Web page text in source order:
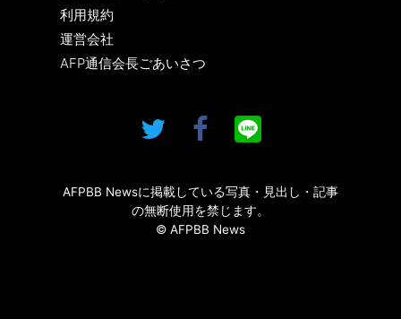
利用規約
運営会社
AFP通信会長ごあいさつ
AFPBB Newsに掲載している写真・見出し・記事
の無断使用を禁じます。
© AFPBB News